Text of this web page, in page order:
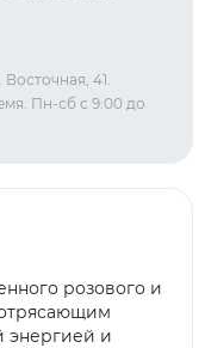
41.
Пн-сб с 9:00 до
розового и
энергией и